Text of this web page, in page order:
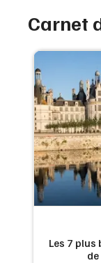
Carnet
Les 7 plus